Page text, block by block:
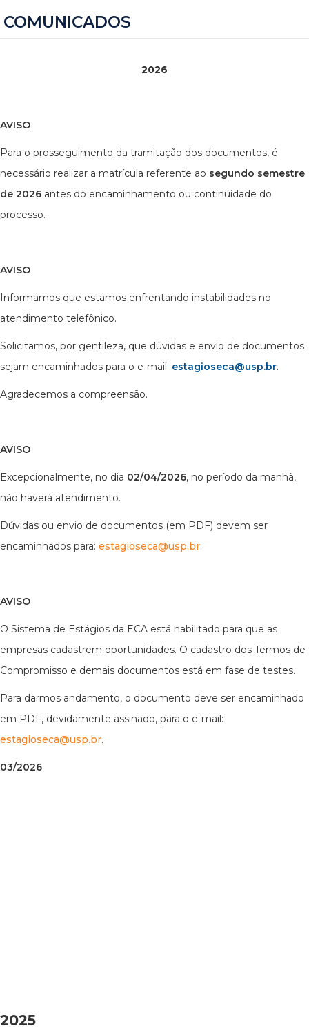
COMUNICADOS
2026
AVISO
Para o prosseguimento da tramitação dos documentos, é
necessário realizar a matrícula referente ao segundo semestre
de 2026 antes do encaminhamento ou continuidade do
processo.
AVISO
Informamos que estamos enfrentando instabilidades no
atendimento telefônico.
Solicitamos, por gentileza, que dúvidas e envio de documentos
sejam encaminhados para o e-mail: estagioseca@usp.br.
Agradecemos a compreensão.
AVISO
Excepcionalmente, no dia 02/04/2026, no período da manhã,
não haverá atendimento.
Dúvidas ou envio de documentos (em PDF) devem ser
encaminhados para: estagioseca@usp.br.
AVISO
O Sistema de Estágios da ECA está habilitado para que as
empresas cadastrem oportunidades. O cadastro dos Termos de
Compromisso e demais documentos está em fase de testes.
Para darmos andamento, o documento deve ser encaminhado
em PDF, devidamente assinado, para o e-mail:
estagioseca@usp.br.
03/2026
2025